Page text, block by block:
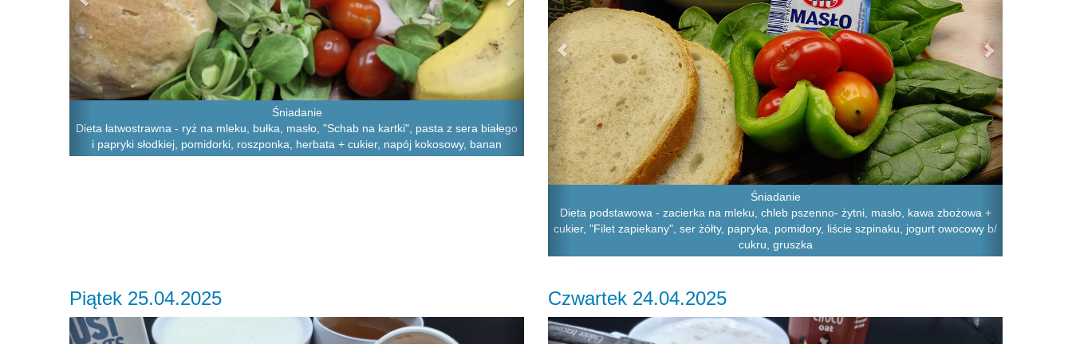
Śniadanie
Dieta łatwostrawna - ryż na mleku, bułka, masło, "Schab na kartki", pasta z sera białego
i papryki słodkiej, pomidorki, roszponka, herbata + cukier, napój kokosowy, banan
Śniadanie
Dieta podstawowa - zacierka na mleku, chleb pszenno- żytni, masło, kawa zbożowa +
cukier, "Filet zapiekany", ser żółty, papryka, pomidory, liście szpinaku, jogurt owocowy b/
cukru, gruszka
Piątek 25.04.2025
Previous
Czwartek 24.04.2025
Previous